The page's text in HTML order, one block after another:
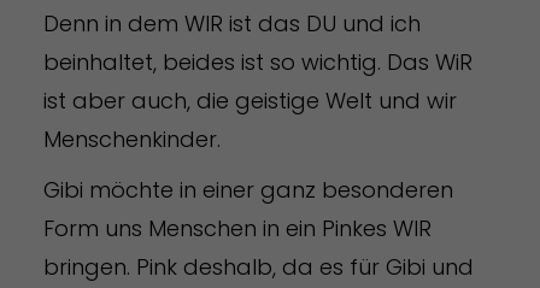
Denn in dem WIR ist das DU und ich
beinhaltet, beides ist so wichtig. Das WiR
ist aber auch, die geistige Welt und wir
Menschenkinder.
Gibi möchte in einer ganz besonderen
Form uns Menschen in ein Pinkes WIR
bringen. Pink deshalb, da es für Gibi und